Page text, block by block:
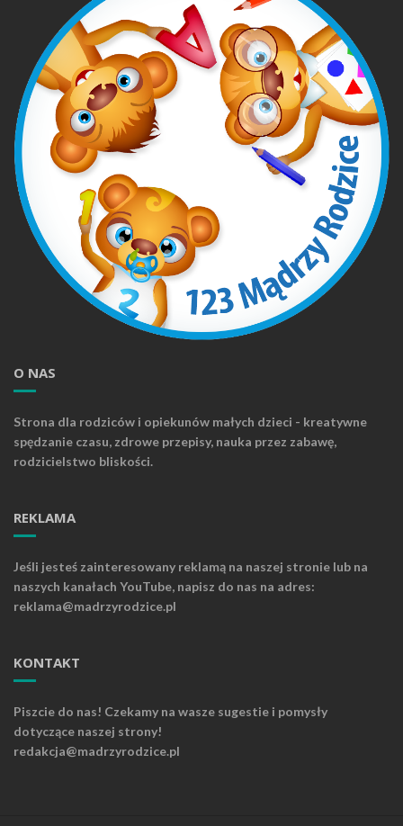
O NAS
Strona dla rodziców i opiekunów małych dzieci - kreatywne
spędzanie czasu, zdrowe przepisy, nauka przez zabawę,
rodzicielstwo bliskości.
REKLAMA
Jeśli jesteś zainteresowany reklamą na naszej stronie lub na
naszych kanałach YouTube, napisz do nas na adres:
reklama@madrzyrodzice.pl
KONTAKT
Piszcie do nas! Czekamy na wasze sugestie i pomysły
dotyczące naszej strony!
redakcja@madrzyrodzice.pl